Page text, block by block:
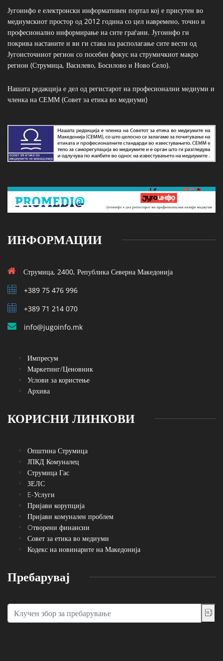
Југоинфо е електронски информативен портал кој е присутен во
медиумскиот простор од 2012 година со цел навремено, точно и
професионално информирање на сите граѓани. Југоинфо ги
покрива настаните и ви ги става на располагање сите вести од
Југоисточниот регион со посебен фокус на струмичкиот макро
регион (Струмица, Василево, Босилово и Ново Село).
Нашата редакција е дел од регистарот на професионални медиуми и
членка на СЕММ (Совет за етика во медиуми)
ИНФОРМАЦИИ
Струмица, 2400, Република Северна Македонија
+389 75 476 996
+389 71 214 070
info@jugoinfo.mk
Импресум
Маркетинг/Ценовник
Услови за користење
Архива
КОРИСНИ ЛИНКОВИ
Општина Струмица
ЈПКД Комуналец
Струмица Гас
ЗЕЛС
E-Услуги
Пријави корупција
Пријави комунален проблем
Oтворени финансии
Совет за етика во медиуми
Кодекс на новинарите на Македонија
Пребарувај